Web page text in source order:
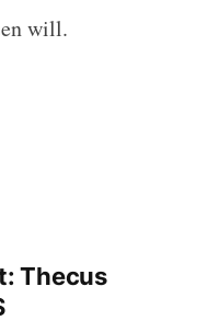
will.
Thecus